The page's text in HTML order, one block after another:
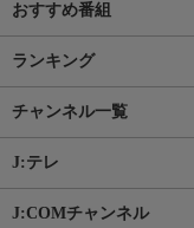
おすすめ番組
ランキング
チャンネル一覧
J:テレ
J:COMチャンネル